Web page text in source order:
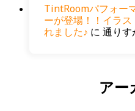
TintRoomパフォー
ーが登場！！イラス
れました♪ に 通りす
アー